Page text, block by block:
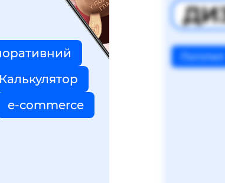
Калькулятор
e-commerce
Логотип